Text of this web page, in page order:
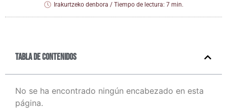
Irakurtzeko denbora / Tiempo de lectura: 7 min.
Tabla de contenidos
No se ha encontrado ningún encabezado en esta
página.